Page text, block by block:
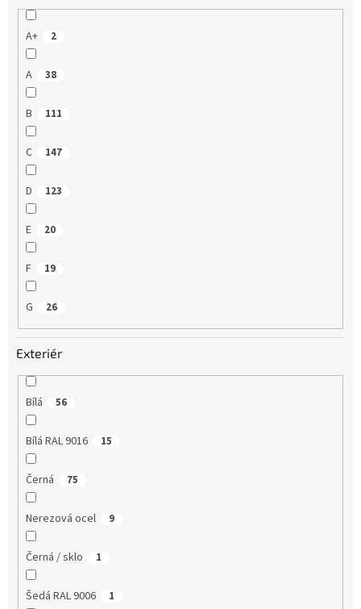
A+ 2
A 38
B 111
C 147
D 123
E 20
F 19
G 26
Exteriér
Bílá 56
Bílá RAL 9016 15
Černá 75
Nerezová ocel 9
Černá / sklo 1
Šedá RAL 9006 1